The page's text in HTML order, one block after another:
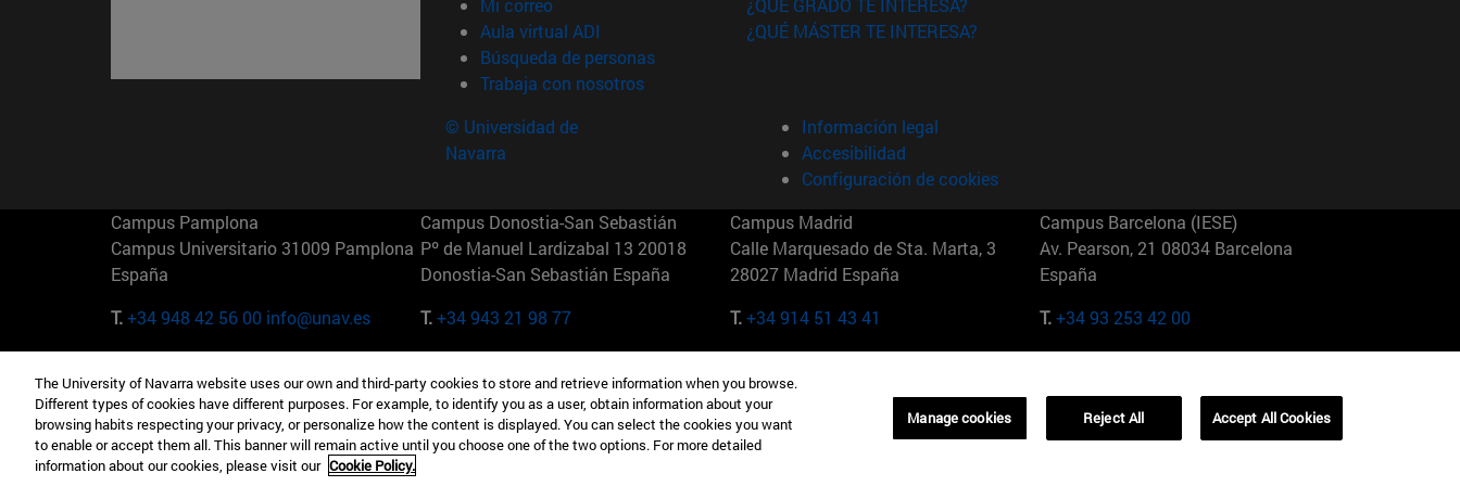
Mi correo
Aula virtual ADI (abre en nueva ventana)
Búsqueda de personas(abre en nueva ventana)
Trabaja con nosotros(abre en nueva ventana)
¿QUÉ GRADO TE INTERESA?
¿QUÉ MÁSTER TE INTERESA?
© Universidad de
Navarra
Información legal
Accesibilidad
Configuración de cookies
Campus Pamplona
Campus Universitario 31009 Pamplona
España
T.+34 948 42 56 00 info@unav.es
Campus Donostia-San Sebastián
Pº de Manuel Lardizabal 13 20018
Donostia-San Sebastián España
T.+34 943 21 98 77
Campus Madrid
Calle Marquesado de Sta. Marta, 3
28027 Madrid España
T.+34 914 51 43 41
Campus Barcelona (IESE)
Av. Pearson, 21 08034 Barcelona
España
T.+34 93 253 42 00
Camino del Cerro Águila 3 28023
Madrid España
T.+34 912 11 30 00
165 W 57th St 10019-2201 Nueva York
EE.UU
T.+1 646 346 8850
Maria-Theresia-Straße 15 81675
Múnich Alemania
T.+49 89 24209790
01321001 Bela Vista Brasil
The University of Navarra website uses our own and third-party cookies to store and retrieve information when you browse.
Different types of cookies have different purposes. For example, to identify you as a user, obtain information about your
browsing habits respecting your privacy, or personalize how the content is displayed. You can select the cookies you want
to enable or accept them all. This banner will remain active until you choose one of the two options. For more detailed
information about our cookies, please visit our Cookie Policy.
Manage cookies Reject All Accept All Cookies